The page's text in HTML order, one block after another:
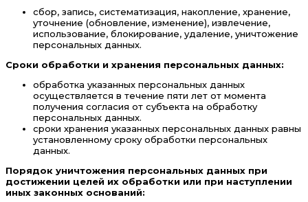
сбор, запись, систематизация, накопление, хранение,
уточнение (обновление, изменение), извлечение,
использование, блокирование, удаление, уничтожение
персональных данных.
Сроки обработки и хранения персональных данных:
обработка указанных персональных данных
осуществляется в течение пяти лет от момента
получения согласия от субъекта на обработку
персональных данных.
сроки хранения указанных персональных данных равны
установленному сроку обработки персональных
данных.
Порядок уничтожения персональных данных при
достижении целей их обработки или при наступлении
иных законных оснований: